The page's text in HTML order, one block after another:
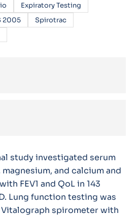
Expiratory Testing
2005
Spirotrac
study investigated serum
and calcium and
FEV1 and QoL in 143
Lung function testing was
spirometer with